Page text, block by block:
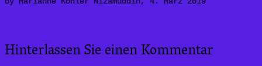
Hinterlassen Sie einen Kommentar